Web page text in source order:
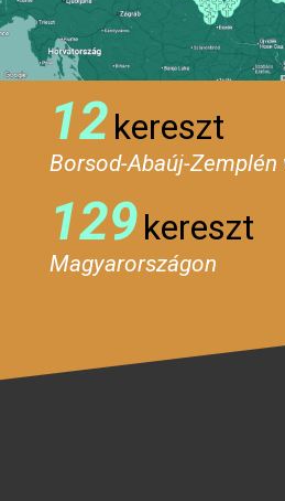
12kereszt
Borsod-Abaúj-Zemplén
129kereszt
Magyarországon